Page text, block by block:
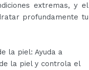
extremas, y el
profundamente tu
la piel: Ayuda a
la piel y controla el